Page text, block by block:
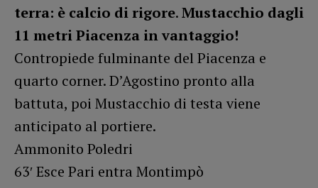
terra: è calcio di rigore.Mustacchio dagli
11 metri Piacenza in vantaggio!
Contropiede fulminante del Piacenza e
quarto corner. D’Agostino pronto alla
battuta, poi Mustacchio di testa viene
anticipato al portiere.
Ammonito Poledri
63′ Esce Pari entra Montimpò